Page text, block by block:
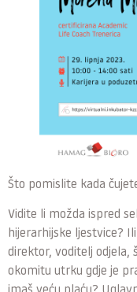
Što pomislite kada
Vidite li možda ispred
hijerarhijske ljestvice?
direktor, voditelj odjela,
okomitu utrku gdje je